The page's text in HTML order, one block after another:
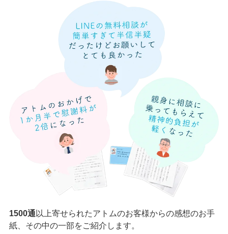
1500通 以上寄せられたアトムのお客様からの感想のお手
紙、その中の一部をご紹介します。